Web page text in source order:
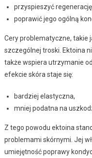
przyspieszyć
poprawić jego ogólną
Cery problematyczne, takie
szczególnej troski. Ektoina
także wspiera utrzymanie
efekcie skóra staje się:
bardziej elastyczna,
mniej podatna na
Z tego powodu ektoina
problemami skórnymi. Jej
umiejętność poprawy